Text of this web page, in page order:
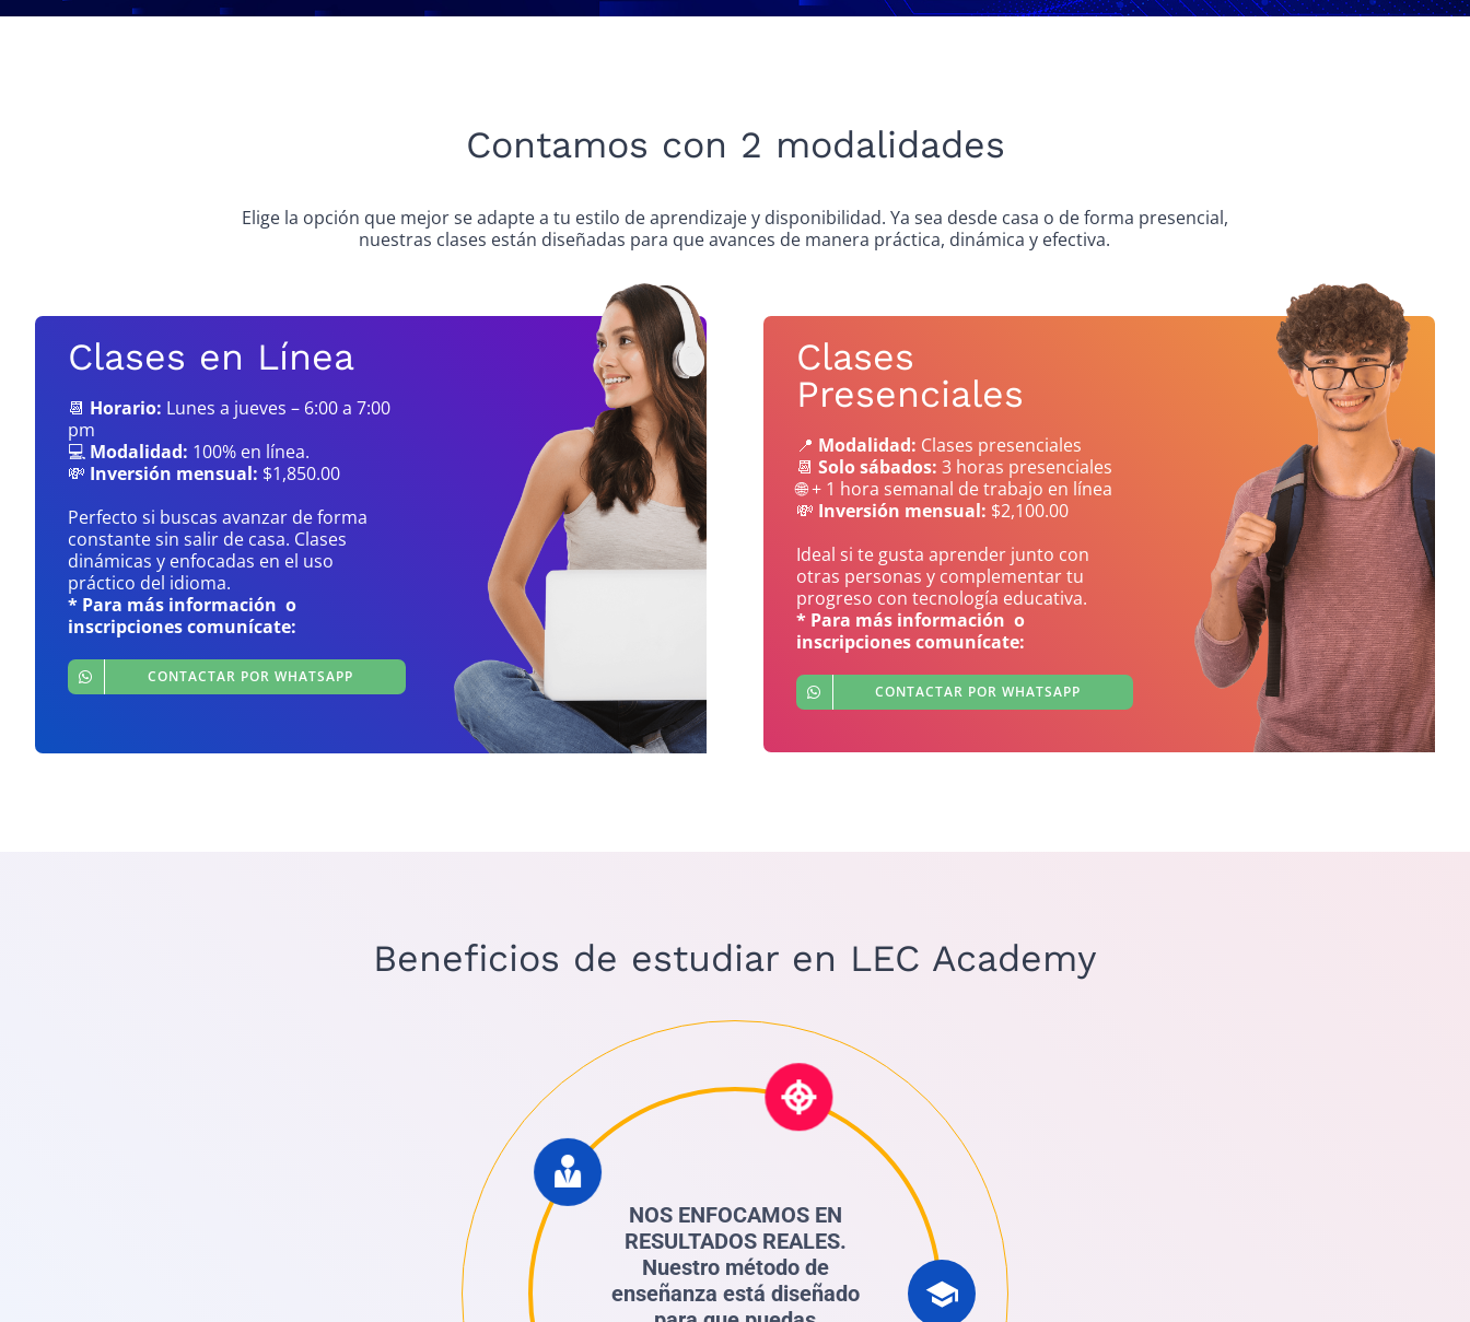
Contamos con 2 modalidades
Elige la opción que mejor se adapte a tu estilo de aprendizaje y disponibilidad. Ya sea desde casa o de forma presencial,
nuestras clases están diseñadas para que avances de manera práctica, dinámica y efectiva.
Clases en Línea
📆 Horario: Lunes a jueves – 6:00 a 7:00
pm
💻 Modalidad: 100% en línea.
💸 Inversión mensual: $1,850.00
Perfecto si buscas avanzar de forma
constante sin salir de casa. Clases
dinámicas y enfocadas en el uso
práctico del idioma.
* Para más información o
inscripciones comunícate:
CONTACTAR POR WHATSAPP
Clases
Presenciales
📍 Modalidad: Clases presenciales
📆 Solo sábados: 3 horas presenciales
🌐 + 1 hora semanal de trabajo en línea
💸 Inversión mensual: $2,100.00
Ideal si te gusta aprender junto con
otras personas y complementar tu
progreso con tecnología educativa.
* Para más información o
inscripciones comunícate:
CONTACTAR POR WHATSAPP
Beneficios de estudiar en LEC Academy
NOS ENFOCAMOS EN
RESULTADOS REALES.
Nuestro método de
enseñanza está diseñado